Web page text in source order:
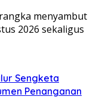
menyambut
2026 sekaligus
Sengketa
Penanganan